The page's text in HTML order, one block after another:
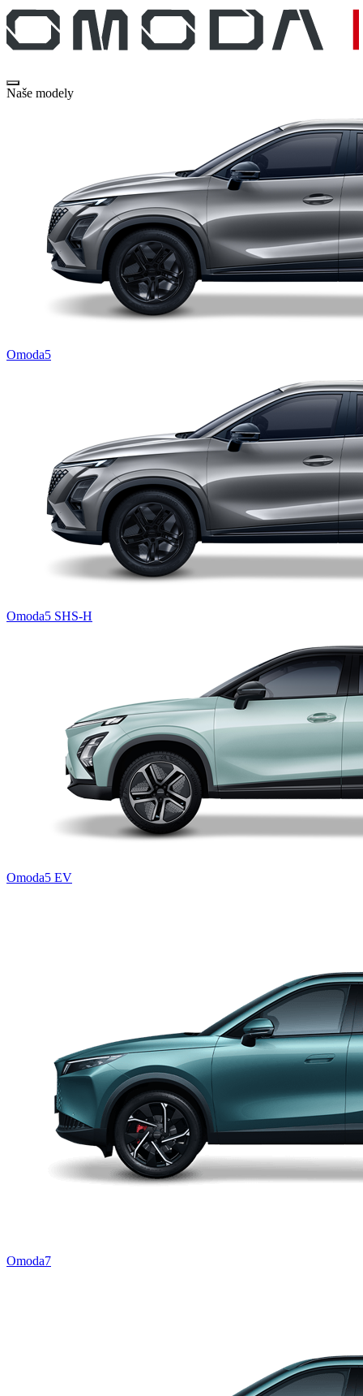
Naše modely
Omoda5
Omoda5 SHS-H
Omoda5 EV
Omoda7